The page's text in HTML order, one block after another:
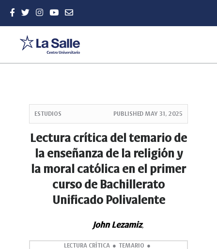
Navigation
Main
ESTUDIOS PUBLISHED MAY 31, 2025
Lectura crítica del temario de
la enseñanza de la religión y
la moral católica en el primer
curso de Bachillerato
Unificado Polivalente
John Lezamiz,
LECTURA CRÍTICA
TEMARIO